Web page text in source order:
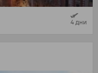
4 дни